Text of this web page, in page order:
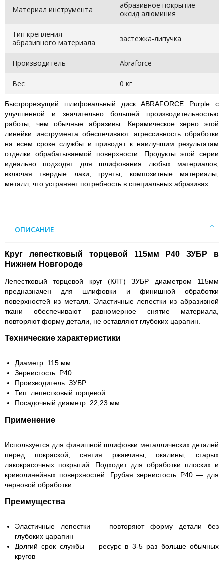
Материал инструмента
абразивное покрытие
оксид алюминия
Тип крепления
абразивного материала
застежка-липучка
Производитель Abraforce
Вес 0 кг
Быстрорежущий шлифовальный диск ABRAFORCE Purple с
улучшенной и значительно большей производительностью
работы, чем обычные абразивы. Керамическое зерно этой
линейки инструмента обеспечивают агрессивность обработки
на всем сроке службы и приводят к наилучшим результатам
отделки обрабатываемой поверхности. Продукты этой серии
идеально подходят для шлифования любых материалов,
включая твердые лаки, грунты, композитные материалы,
металл, что устраняет потребность в специальных абразивах.
ОПИСАНИЕ
Круг лепестковый торцевой 115мм P40 ЗУБР в
Нижнем Новгороде
Лепестковый торцевой круг (КЛТ) ЗУБР диаметром 115мм
предназначен для шлифовки и финишной обработки
поверхностей из металл. Эластичные лепестки из абразивной
ткани обеспечивают равномерное снятие материала,
повторяют форму детали, не оставляют глубоких царапин.
Технические характеристики
Диаметр: 115 мм
Зернистость: P40
Производитель: ЗУБР
Тип: лепестковый торцевой
Посадочный диаметр: 22,23 мм
Применение
Используется для финишной шлифовки металлических деталей
перед покраской, снятия ржавчины, окалины, старых
лакокрасочных покрытий. Подходит для обработки плоских и
криволинейных поверхностей. Грубая зернистость P40 — для
черновой обработки.
Преимущества
Эластичные лепестки — повторяют форму детали без
глубоких царапин
Долгий срок службы — ресурс в 3-5 раз больше обычных
кругов